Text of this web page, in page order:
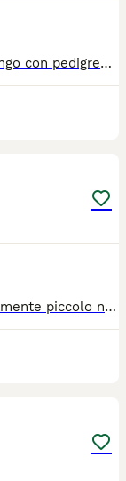
Splendidi cuccioli di Chihuahua a pelo lungo con pedigree ENCI Disponibili splendidi cuccioli di Chihuahua a pelo lungo, nati il 26/06/2026, allevati con amore in ambiente familiare. Entrambi i genitori sono muniti di pedigree ENCI e i cuccioli saranno ceduti solo dopo il compimento dell’età prevista dalla normativa. Disponibili: * 🩵 Maschi: €900 * 🩷 Femmine: €1.200 I cuccioli saranno consegnati con: ✔ Microchip ✔ Prima vaccinazione ✔ Sverminazioni effettuate ✔ Libretto sanitario ✔ Pedigree ENCI richiesto I cuccioli cresceranno in ambiente familiare, saranno abituati al contatto con le persone e con i bambini, ricevendo fin da piccoli le migliori cure. Per maggiori informazioni, foto o per fissare una visita, contattatemi in privato. Solo persone realmente interessate e amanti della razza.
Splendido cucciolo di chihuahua toy veramente piccolo nato il 22 giugno sarà consegnabile dal 17 agosto con ciclo sverminazioni, vaccino microchip passaggio di proprietà libretto sanitario, abituato alla traversina cresciuto in casa dolce e affettuoso ben socializzato testa a mela muso corto molto bello genitori visibili entrambi di mia proprietà per venire a vederlo contattatemi al 379 1459776